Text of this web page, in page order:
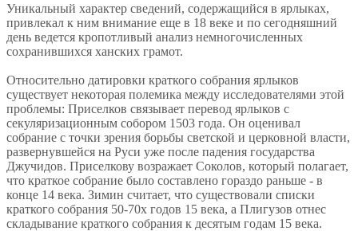
Уникальный характер сведений, содержащийся в ярлыках,
привлекал к ним внимание еще в 18 веке и по сегодняшний
день ведется кропотливый анализ немногочисленных
сохранившихся ханских грамот.
Относительно датировки краткого собрания ярлыков
существует некоторая полемика между исследователями этой
проблемы: Приселков связывает перевод ярлыков с
секуляризационным собором 1503 года. Он оценивал
собрание с точки зрения борьбы светской и церковной власти,
развернувшейся на Руси уже после падения государства
Джучидов. Приселкову возражает Соколов, который полагает,
что краткое собрание было составлено гораздо раньше - в
конце 14 века. Зимин считает, что существовали списки
краткого собрания 50-70х годов 15 века, а Плигузов отнес
складывание краткого собрания к десятым годам 15 века.